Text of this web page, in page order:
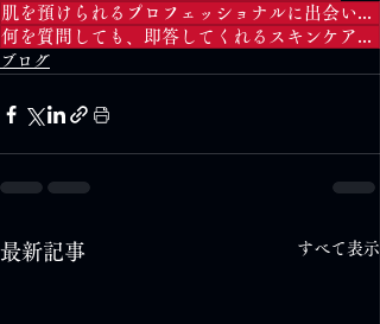
肌を預けられるプロフェッショナルに出会いたい
何を質問しても、即答してくれるスキンケアのプロに出会いたい
ブログ
最新記事 すべて表示